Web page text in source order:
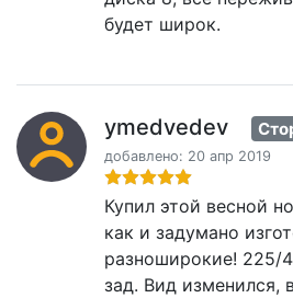
будет широк.
ymedvedev
добавлено: 20 апр 2019
Купил этой весной
как и задумано
разноширокие! 225/
зад. Вид изменился,